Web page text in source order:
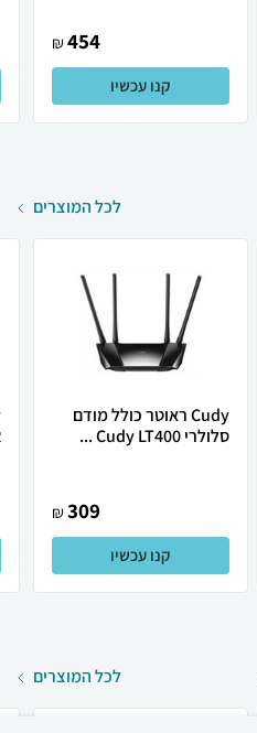
454
₪
קנו עכשיו
לכל המוצרים
Cudy ‏ראוטר כולל מודם
סלולרי Cudy LT400 ...
309
₪
קנו עכשיו
לכל המוצרים